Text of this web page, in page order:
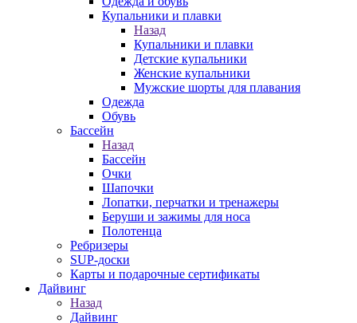
Купальники и плавки
Назад
Купальники и плавки
Детские купальники
Женские купальники
Мужские шорты для плавания
Одежда
Обувь
Бассейн
Назад
Бассейн
Очки
Шапочки
Лопатки, перчатки и тренажеры
Беруши и зажимы для носа
Полотенца
Ребризеры
SUP-доски
Карты и подарочные сертификаты
Дайвинг
Назад
Дайвинг